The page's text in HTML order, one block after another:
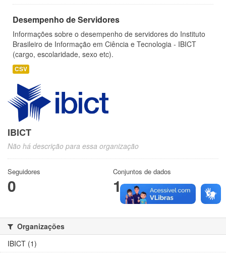
Desempenho de Servidores
Informações sobre o desempenho de servidores do Instituto
Brasileiro de Informação em Ciência e Tecnologia - IBICT
(cargo, escolaridade, sexo etc).
CSV
IBICT
Não há descrição para essa organização
Seguidores
0
Conjuntos de dados
1
Organizações
IBICT (1)